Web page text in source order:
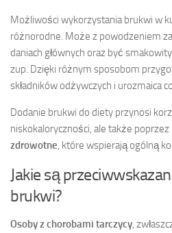
Możliwości wykorzystania brukwi w
różnorodne. Może z powodzeniem
daniach głównych oraz być
zup. Dzięki różnym sposobom
składników odżywczych i urozmaica
Dodanie brukwi do diety przynosi
niskokaloryczności, ale także poprzez
zdrowotne, które wspierają ogólną
Jakie są
brukwi?
Osoby z chorobami tarczycy,